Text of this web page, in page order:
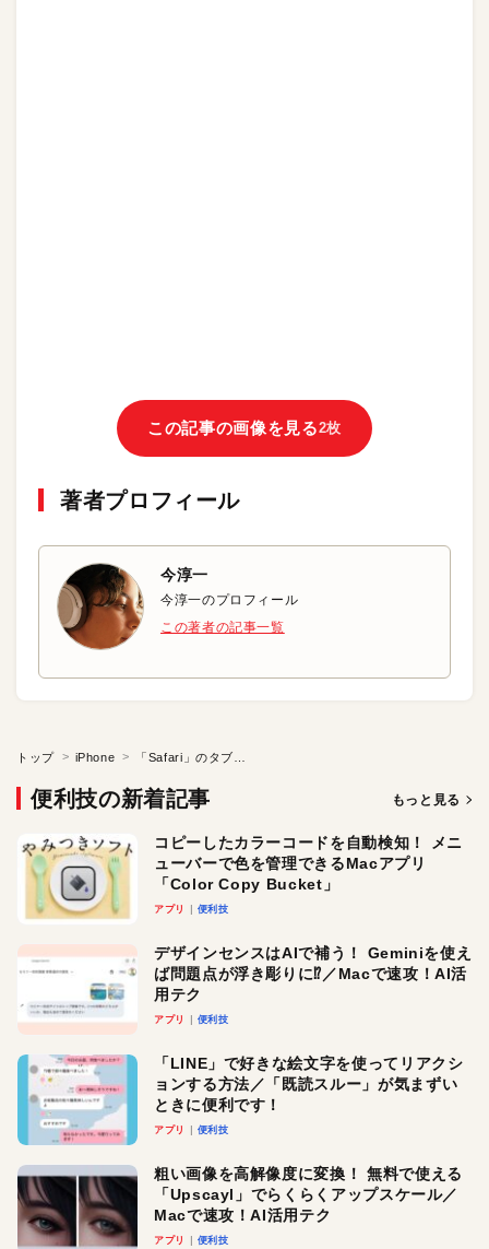
この記事の画像を見る2枚
著者プロフィール
今淳一
今淳一のプロフィール
この著者の記事一覧
トップ iPhone
便利技の新着記事 もっと見る
コピーしたカラーコードを自動検知！ メニ
ューバーで色を管理できるMacアプリ
「Color Copy Bucket」
アプリ 便利技
デザインセンスはAIで補う！ Geminiを使え
ば問題点が浮き彫りに⁉︎／Macで速攻！AI活
用テク
アプリ 便利技
「LINE」で好きな絵文字を使ってリアクシ
ョンする方法／「既読スルー」が気まずい
ときに便利です！
アプリ 便利技
粗い画像を高解像度に変換！ 無料で使える
「Upscayl」でらくらくアップスケール／
Macで速攻！AI活用テク
アプリ 便利技